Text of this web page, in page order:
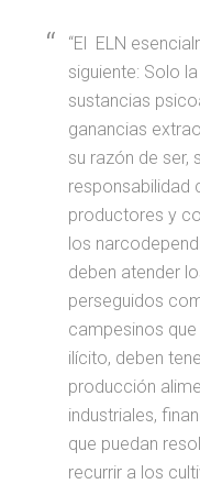
“El ELN
siguiente: Solo
sustancias
ganancias
su razón de ser,
responsabilidad
productores y
los
deben atender
perseguidos
campesinos
ilícito, deben
producción
industriales,
que puedan
recurrir a los